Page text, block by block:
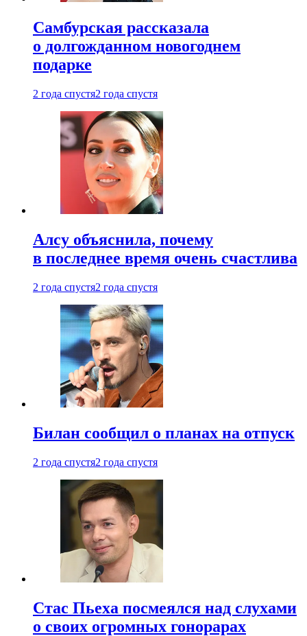
Самбурская рассказала
о долгожданном новогоднем
подарке
2 года спустя2 года спустя
Алсу объяснила, почему
в последнее время очень счастлива
2 года спустя2 года спустя
Билан сообщил о планах на отпуск
2 года спустя2 года спустя
Стас Пьеха посмеялся над слухами
о своих огромных гонорарах